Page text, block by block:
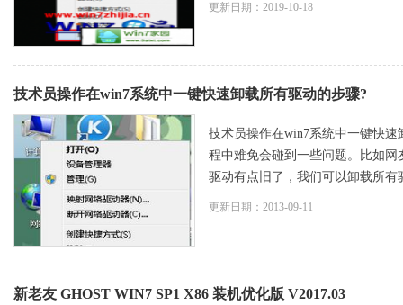
更新日期：2019-10-18
技术员操作在win7系统中一键快速卸载所有驱动的步骤?
技术员操作在win7系统中一键快
程中难免会碰到一些问题。比如
驱动有点旧了，我们可以卸载所
更新日期：2013-09-11
新老友 GHOST WIN7 SP1 X86 装机优化版 V2017.03